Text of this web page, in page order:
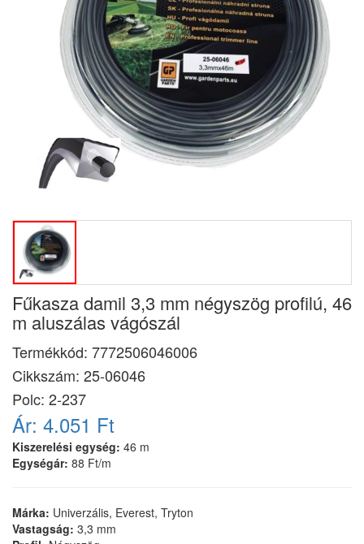
Fűkasza damil 3,3 mm négyszög profilú, 46
m aluszálas vágószál
Termékkód: 7772506046006
Cikkszám: 25-06046
Polc: 2-237
Ár: 4.051 Ft
Kiszerelési egység: 46 m
Egységár: 88 Ft/m
Márka: Univerzális, Everest, Tryton
Vastagság: 3,3 mm